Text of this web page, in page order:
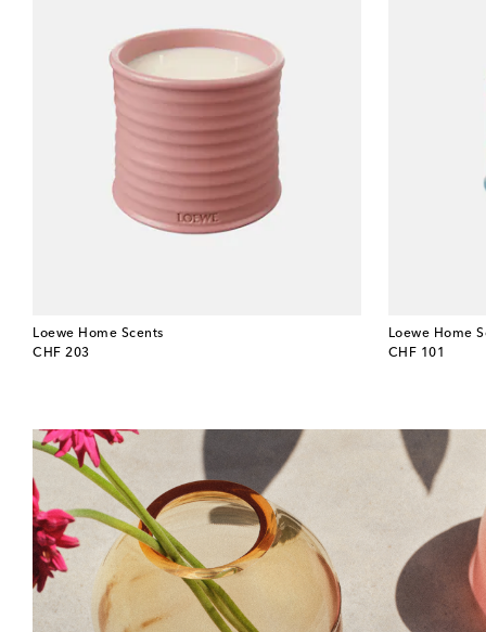
Loewe Home Scents
CHF 203
original price
Loewe Home
CHF 101
original price